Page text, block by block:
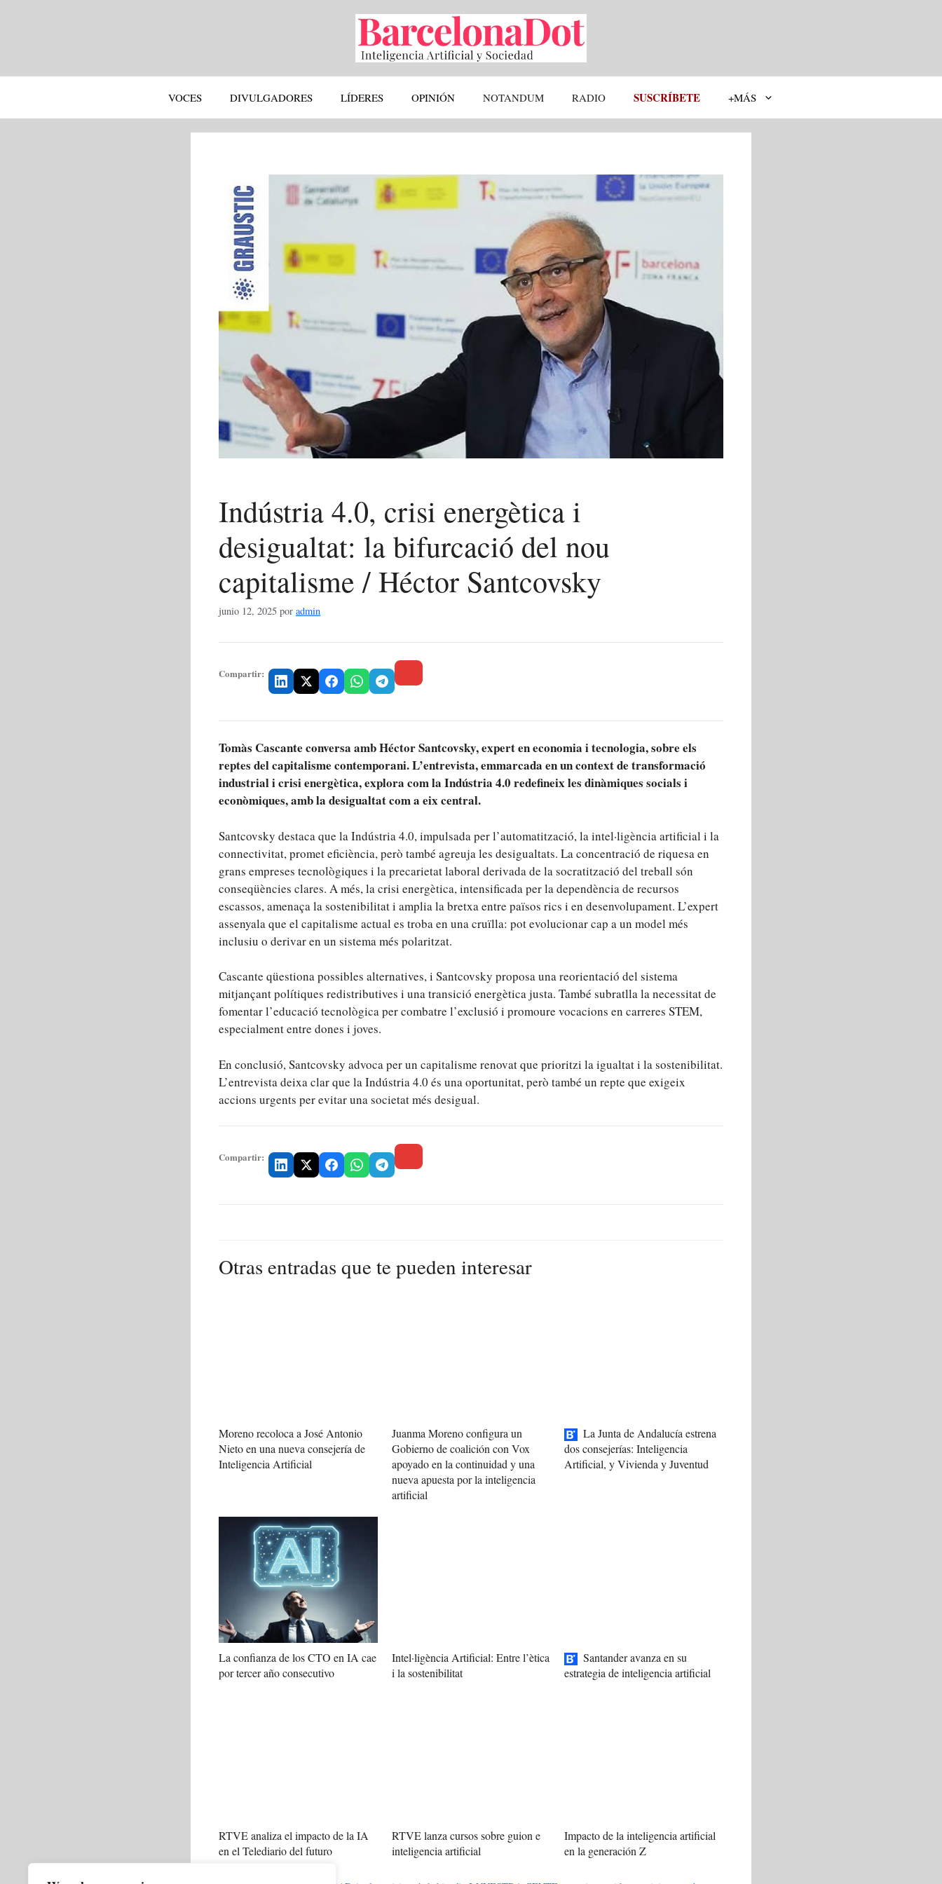
VOCES DIVULGADORES LÍDERES OPINIÓN NOTANDUM RADIO SUSCRÍBETE +MÁS
Indústria 4.0, crisi energètica i
desigualtat: la bifurcació del nou
capitalisme / Héctor Santcovsky
junio 12, 2025 por admin
Compartir:
Tomàs Cascante conversa amb Héctor Santcovsky, expert en economia i tecnologia, sobre els
reptes del capitalisme contemporani. L’entrevista, emmarcada en un context de transformació
industrial i crisi energètica, explora com la Indústria 4.0 redefineix les dinàmiques socials i
econòmiques, amb la desigualtat com a eix central.
Santcovsky destaca que la Indústria 4.0, impulsada per l’automatització, la intel·ligència artificial i la
connectivitat, promet eficiència, però també agreuja les desigualtats. La concentració de riquesa en
grans empreses tecnològiques i la precarietat laboral derivada de la socratització del treball són
conseqüències clares. A més, la crisi energètica, intensificada per la dependència de recursos
escassos, amenaça la sostenibilitat i amplia la bretxa entre països rics i en desenvolupament. L’expert
assenyala que el capitalisme actual es troba en una cruïlla: pot evolucionar cap a un model més
inclusiu o derivar en un sistema més polaritzat.
Cascante qüestiona possibles alternatives, i Santcovsky proposa una reorientació del sistema
mitjançant polítiques redistributives i una transició energètica justa. També subratlla la necessitat de
fomentar l’educació tecnològica per combatre l’exclusió i promoure vocacions en carreres STEM,
especialment entre dones i joves.
En conclusió, Santcovsky advoca per un capitalisme renovat que prioritzi la igualtat i la sostenibilitat.
L’entrevista deixa clar que la Indústria 4.0 és una oportunitat, però també un repte que exigeix
accions urgents per evitar una societat més desigual.
Compartir:
Otras entradas que te pueden interesar
Moreno recoloca a José Antonio
Nieto en una nueva consejería de
Inteligencia Artificial
Juanma Moreno configura un
Gobierno de coalición con Vox
apoyado en la continuidad y una
nueva apuesta por la inteligencia
artificial
La Junta de Andalucía estrena
dos consejerías: Inteligencia
Artificial, y Vivienda y Juventud
La confianza de los CTO en IA cae
por tercer año consecutivo
Intel·ligència Artificial: Entre l’ètica
i la sostenibilitat
Santander avanza en su
estrategia de inteligencia artificial
RTVE analiza el impacto de la IA
en el Telediario del futuro
RTVE lanza cursos sobre guion e
inteligencia artificial
Impacto de la inteligencia artificial
en la generación Z